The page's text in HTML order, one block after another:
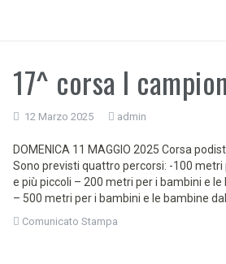
17^ corsa I
12 Marzo 2025 admin
DOMENICA 11 MAGGIO 2025 Corsa
Sono previsti quattro percorsi: -100
e più piccoli – 200 metri per i bambini e
– 500 metri per i bambini e le bambine
Comunicato Stampa